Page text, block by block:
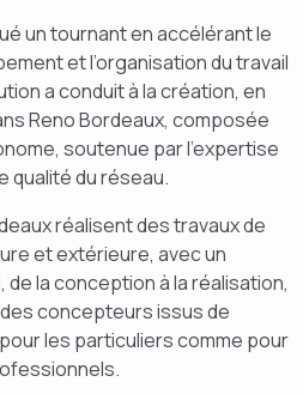
un tournant en accélérant le
et l’organisation du travail
a conduit à la création, en
Reno Bordeaux, composée
soutenue par l’expertise
qualité du réseau.
réalisent des travaux de
et extérieure, avec un
la conception à la réalisation,
concepteurs issus de
les particuliers comme pour